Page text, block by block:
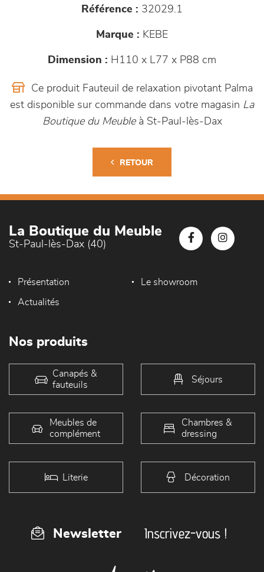
Référence : 32029.1
Marque : KEBE
Dimension : H110 x L77 x P88 cm
Ce produit Fauteuil de relaxation pivotant Palma
est disponible sur commande dans votre magasin La
Boutique du Meubleà St-Paul-lès-Dax
RETOUR
La Boutique du Meuble
St-Paul-lès-Dax (40)
Présentation Le showroom
Actualités
Nos produits
Canapés &
fauteuils
Séjours
Meubles de
complément
Chambres &
dressing
Literie Décoration
Newsletter Inscrivez-vous !